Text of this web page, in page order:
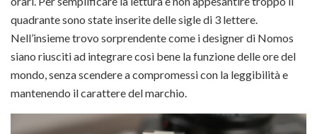
quadrante sono state inserite delle sigle di 3 lettere.
Nell’insieme trovo sorprendente come i designer di Nomos
siano riusciti ad integrare così bene la funzione delle ore del
mondo, senza scendere a compromessi con la leggibilità e
mantenendo il carattere del marchio.